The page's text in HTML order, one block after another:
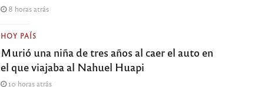
8 horas atrás
HOY PAÍS
Murió una niña de tres años al caer el auto en
el que viajaba al Nahuel Huapi
10 horas atrás